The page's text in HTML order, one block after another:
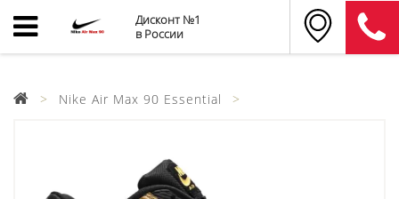
Дисконт №1
в России
Nike Air Max 90 Essential